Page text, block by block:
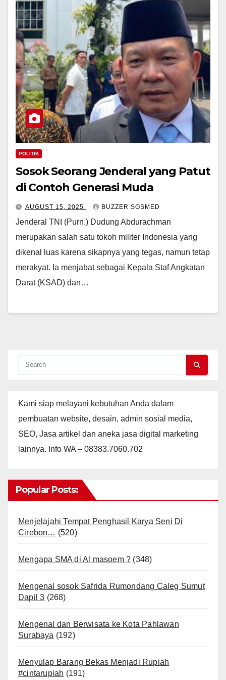
POLITIK
Sosok Seorang Jenderal yang Patut
di Contoh Generasi Muda
AUGUST 15, 2025 BUZZER SOSMED
Jenderal TNI (Purn.) Dudung Abdurachman
merupakan salah satu tokoh militer Indonesia yang
dikenal luas karena sikapnya yang tegas, namun tetap
merakyat. Ia menjabat sebagai Kepala Staf Angkatan
Darat (KSAD) dan…
Kami siap melayani kebutuhan Anda dalam
pembuatan website, desain, admin sosial media,
SEO, Jasa artikel dan aneka jasa digital marketing
lainnya. Info WA – 08383.7060.702
Popular Posts:
Menjelajahi Tempat Penghasil Karya Seni Di
Cirebon… (520)
Mengapa SMA di Al masoem ? (348)
Mengenal sosok Safrida Rumondang Caleg Sumut
Dapil 3 (268)
Mengenal dan Berwisata ke Kota Pahlawan
Surabaya (192)
Menyulap Barang Bekas Menjadi Rupiah
#cintarupiah (191)